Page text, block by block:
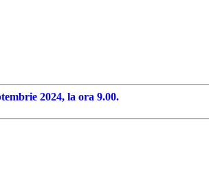
2024, la ora 9.00.